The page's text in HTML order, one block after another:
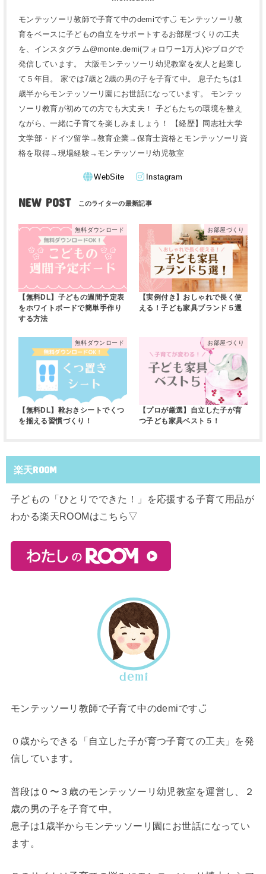
モンテッソーリ教師で子育て中のdemiです◡̈ モンテッソーリ教
育をベースに子どもの自立をサポートするお部屋づくりの工夫
を、インスタグラム@monte.demi(フォロワー1万人)やブログで
発信しています。 大阪モンテッソーリ幼児教室を友人と起業し
て５年目。 家では7歳と2歳の男の子を子育て中。 息子たちは1
歳半からモンテッソーリ園にお世話になっています。 モンテッ
ソーリ教育が初めての方でも大丈夫！ 子どもたちの環境を整え
ながら、一緒に子育てを楽しみましょう！ 【経歴】同志社大学
文学部・ドイツ留学→教育企業→保育士資格とモンテッソーリ資
格を取得→現場経験→モンテッソーリ幼児教室
WebSite Instagram
NEW POST
無料ダウンロード
【無料DL】子どもの週間予定表
をホワイトボードで簡単手作り
する方法
お部屋づくり
【実例付き】おしゃれで長く使
える！子ども家具ブランド５選
無料ダウンロード
【無料DL】靴おきシートでくつ
を揃える習慣づくり！
お部屋づくり
【プロが厳選】自立した子が育
つ子ども家具ベスト５！
楽天ROOM
子どもの「ひとりでできた！」を応援する子育て用品が
わかる楽天ROOMはこちら▽
モンテッソーリ教師で子育て中のdemiです◡̈
０歳からできる「自立した子が育つ子育ての工夫」を発
信しています。
普段は０〜３歳のモンテッソーリ幼児教室を運営し、２
歳の男の子を子育て中。
息子は1歳半からモンテッソーリ園にお世話になってい
ます。